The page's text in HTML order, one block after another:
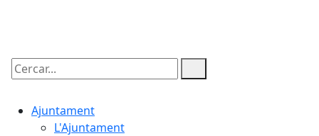
Cercar:
Ajuntament
L'Ajuntament